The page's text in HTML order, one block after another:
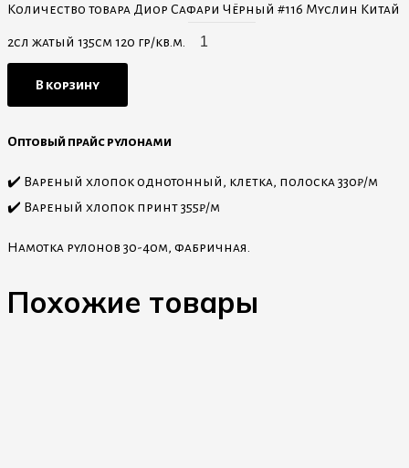
Количество товара Диор Сафари Чёрный #116 Муслин Китай
2сл жатый 135см 120 гр/кв.м.
В корзину
Оптовый прайс рулонами
✔️ Вареный хлопок однотонный, клетка, полоска 330₽/м
✔️ Вареный хлопок принт 355₽/м
Намотка рулонов 30-40м, фабричная.
Похожие товары